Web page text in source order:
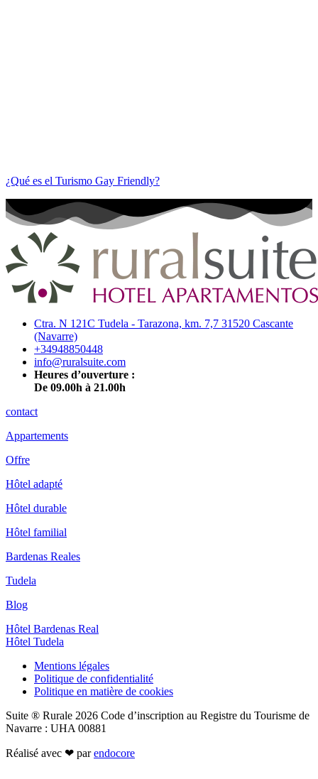
¿Qué es el Turismo Gay Friendly?
Ctra. N 121C Tudela - Tarazona, km. 7,7 31520 Cascante
(Navarre)
+34948850448
info@ruralsuite.com
Heures d’ouverture :
De 09.00h à 21.00h
contact
Appartements
Offre
Hôtel adapté
Hôtel durable
Hôtel familial
Bardenas Reales
Tudela
Blog
Hôtel Bardenas Real
Hôtel Tudela
Mentions légales
Politique de confidentialité
Politique en matière de cookies
Suite ® Rurale 2026 Code d’inscription au Registre du Tourisme de
Navarre : UHA 00881
Réalisé avec ❤ parendocore